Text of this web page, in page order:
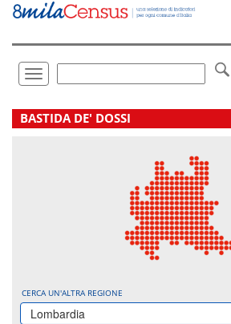
Vai
direttamente
Toggle
navigation
.
BASTIDA DE' DOSSI
CERCA UN'ALTRA REGIONE
Lombardia